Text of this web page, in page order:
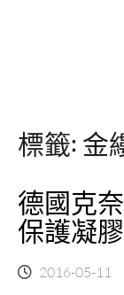
標籤: 金
德國克
保護凝
2016-05-11